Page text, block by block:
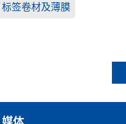
标签卷材及薄膜